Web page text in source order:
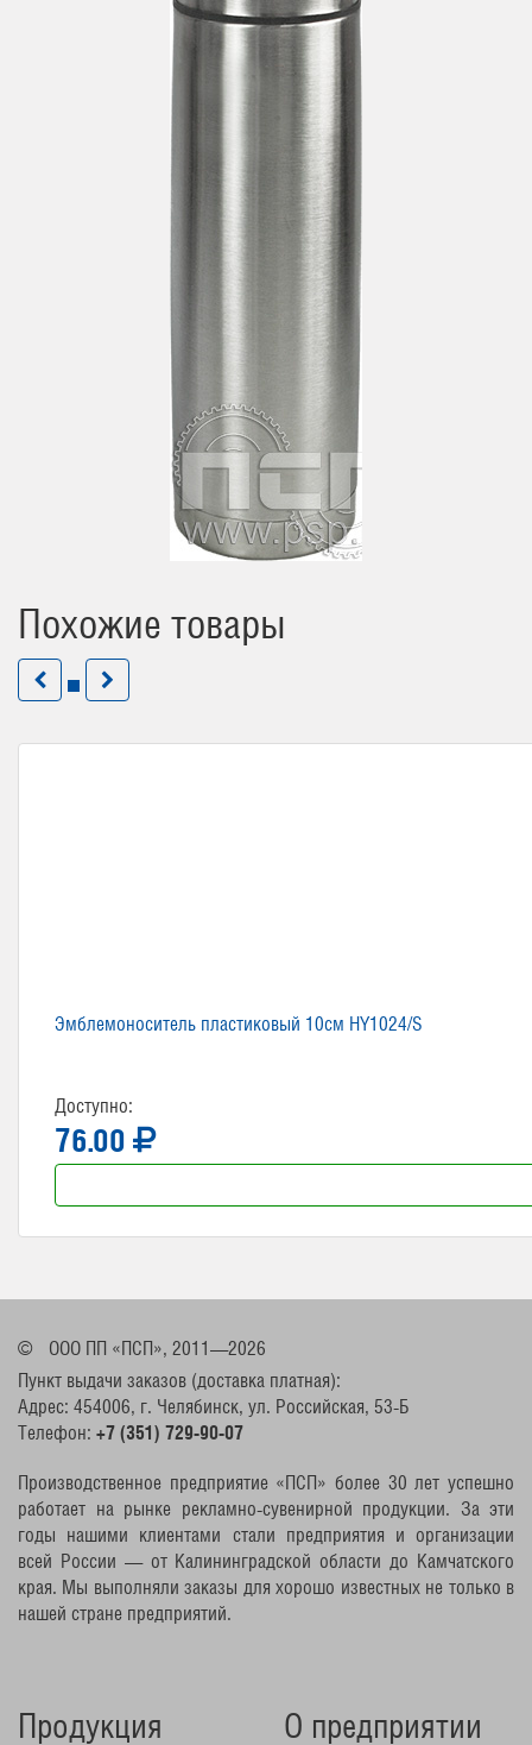
Похожие товары
Эмблемоноситель пластиковый 10см HY1024/S
Доступно:
76.00
©
ООО ПП «ПСП», 2011—2026
Пункт выдачи заказов (доставка платная):
Адрес: 454006, г. Челябинск, ул. Российская, 53-Б
Телефон: +7 (351) 729-90-07
Производственное предприятие «ПСП» более 30 лет успешно
работает на рынке рекламно-сувенирной продукции. За эти
годы нашими клиентами стали предприятия и организации
всей России — от Калининградской области до Камчатского
края. Мы выполняли заказы для хорошо известных не только в
нашей стране предприятий.
Продукция О предприятии